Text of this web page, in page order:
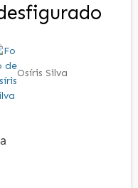
Osíris Silva